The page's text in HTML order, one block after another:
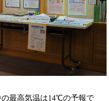
最高気温は14℃の予報で